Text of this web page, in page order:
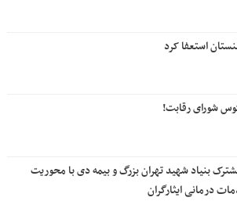
استعفا کرد
شورای رقابت!
بنیاد شهید تهران بزرگ و بیمه دی با محوریت
درمانی ایثارگران